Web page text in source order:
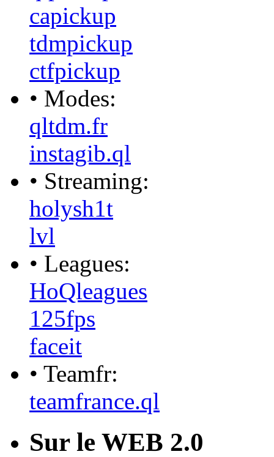
capickup
tdmpickup
ctfpickup
• Modes:
qltdm.fr
instagib.ql
• Streaming:
holysh1t
lvl
• Leagues:
HoQleagues
125fps
faceit
• Teamfr:
teamfrance.ql
Sur le WEB 2.0